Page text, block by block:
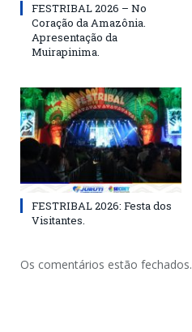
FESTRIBAL 2026 – No
Coração da Amazônia.
Apresentação da
Muirapinima.
FESTRIBAL 2026: Festa dos
Visitantes.
Os comentários estão fechados.